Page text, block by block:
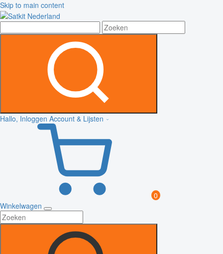
Skip to main content
Hallo, Inloggen Account & Lijsten
0
Winkelwagen